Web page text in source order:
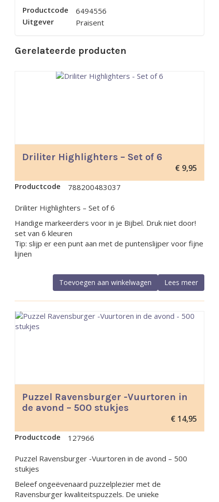
Productcode
6494556
Uitgever
Praisent
Gerelateerde producten
Driliter Highlighters – Set of 6
€ 9,95
Productcode 788200483037
Driliter Highlighters – Set of 6
Handige markeerders voor in je Bijbel. Druk niet door!
set van 6 kleuren
Tip: slijp er een punt aan met de puntenslijper voor fijne
lijnen
Lees meer
Toevoegen aan winkelwagen
Puzzel Ravensburger -Vuurtoren in
de avond – 500 stukjes
€ 14,95
Productcode 127966
Puzzel Ravensburger -Vuurtoren in de avond – 500
stukjes
Beleef ongeëvenaard puzzelplezier met de
Ravensburger kwaliteitspuzzels. De unieke